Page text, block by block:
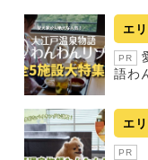
エ
PR
語わ
エ
PR